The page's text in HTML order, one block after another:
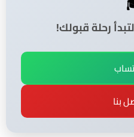
رحلة قبولك!
بنا